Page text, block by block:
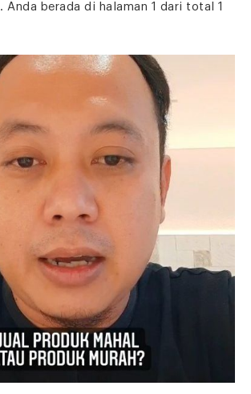
. Anda berada di halaman 1 dari total 1